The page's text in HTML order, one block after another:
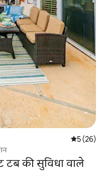
औसत रेटिंग
5 (26)
टब की सुविधा वाले